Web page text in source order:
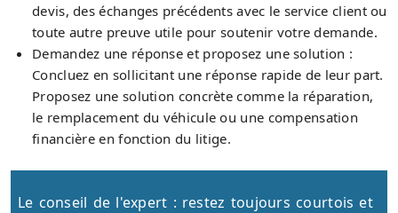
devis, des échanges précédents avec le service client ou
toute autre preuve utile pour soutenir votre demande.
Demandez une réponse et proposez une solution :
Concluez en sollicitant une réponse rapide de leur part.
Proposez une solution concrète comme la réparation,
le remplacement du véhicule ou une compensation
financière en fonction du litige.
Le conseil de l'expert : restez toujours courtois et